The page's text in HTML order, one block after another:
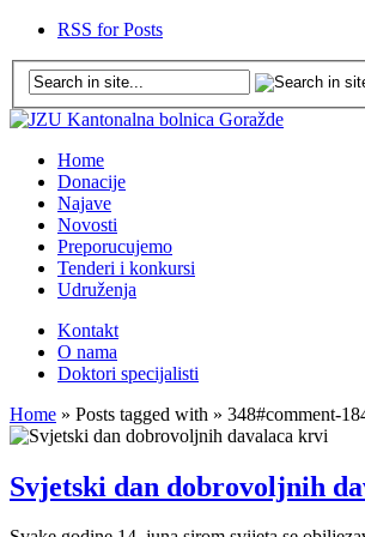
RSS for Posts
Home
Donacije
Najave
Novosti
Preporucujemo
Tenderi i konkursi
Udruženja
Kontakt
O nama
Doktori specijalisti
Home » Posts tagged with » 348#comment-
Svjetski dan dobrovoljnih